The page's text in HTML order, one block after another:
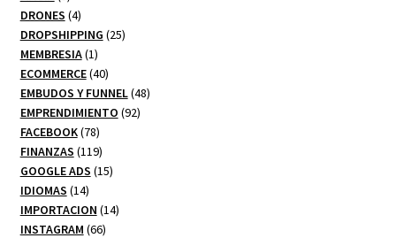
productos
DRONES 44
productos
DROPSHIPPING 2525
MEMBRESIA 11
producto
ECOMMERCE 4040
productos
EMBUDOS Y FUNNEL 4848
EMPRENDIMIENTO 9292
FACEBOOK 7878
productos
FINANZAS 119119
productos
GOOGLE ADS 1515
IDIOMAS 1414
productos
IMPORTACION 1414
INSTAGRAM 6666